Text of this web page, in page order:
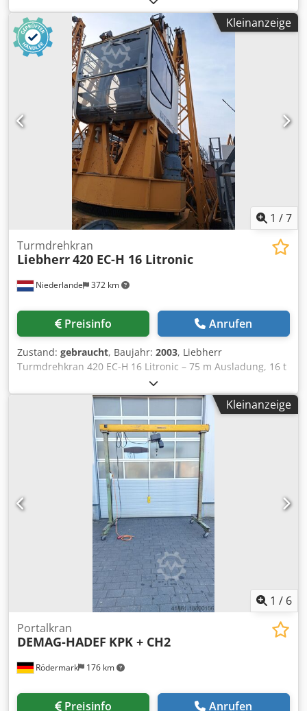
Arbeitshöhe:6.000 mm, Hubhöhe:6.000 mm, Ausstattung:
Dokumentation/Handbuch, Abus Laufkran (Überkopfkran)
Djdpsy T Hfgjfx Ahbokr – Typ: Zweiträger-Ausführung –
Tragfähigkeit: 12.500 kg – Hubhöhe: 6 m – Baujahr: 2018 –
Hubwerk: Seilzug – FEM/ISO Hubwerk: 1Am / M4
Abmessungen – Spannweite: 15.050 mm (Achse zu Achse)
– Einbauhöhe: 970 mm – Radstand inkl. Puffer: 3.370 mm –
Achsabstand: 2.700 mm – Geeignet für Kranbahn: 50×30
mm – Gesamtgewicht: 5.770 kg (davon Katzfahrwerk 846
kg) Geschwindigkeiten – Huben: 5/0,8 m/min – Katzfahrt:
20/5 m/min – Kranfahrt: 40/10 m/min Spezifikationen –
Steuerung: Abus Funkfernsteuerung, inkl. Ersatzsender –
Kranhandbuch vorhanden: ja – Demontiert: ja, sofort
verfügbar – Betriebsstundenzähler: 306 Std. (26.06.2025) –
Letzte Wartung: 26. Juni 2025 – Zustand: Sehr guter,
gepflegter Zustand
Kleinanzeige
1 /7
Niederlande 372 km
Turmdrehkran
Liebherr420 EC-H 16 Litronic
Preisinfo Anrufen
Zustand: gebraucht, Baujahr: 2003, Liebherr
Turmdrehkran 420 EC-H 16 Litronic – 75 m Ausladung, 16 t
Traglast Großer Obendreher-Turmdrehkran mit Litronic-
Steuerung, angeboten mit Turmsektionen ohne
Unterwagen. Hersteller: Liebherr Modell: 420 EC-H 16
Litronic Baujahr: 2003 Werknummer: 43.274 Ausladung:
75,0 m Maximale Traglast: 16000 kg Traglast bei 75 m:
3200 kg Turmsystem: 500 HC Turmhöhe: 30,0 m
Turmkonfiguration: 5 x 5,80 m Zugang: schräge oder
gerade Leiter Steuerung: Liebherr Litronic
Frequenzumrichter: vorhanden Hubwerk: 65 kW FU
Dkjdpfx Aheyy Nndebjr Hubgeschwindigkeit: stufenlos bis
ca. 85 m/min Drehwerk: frequenzgeregelt Katzfahrwerk:
frequenzgeregelt Ausführung: Oberkran mit Turm (ohne
Unterbau) Ausleger und Hubhöhen erweiterbar laut
Herstellerdatenblatt
Kleinanzeige
1 / 6
Rödermark 176 km
Portalkran
DEMAG-HADEF KPK + CH2
Preisinfo Anrufen